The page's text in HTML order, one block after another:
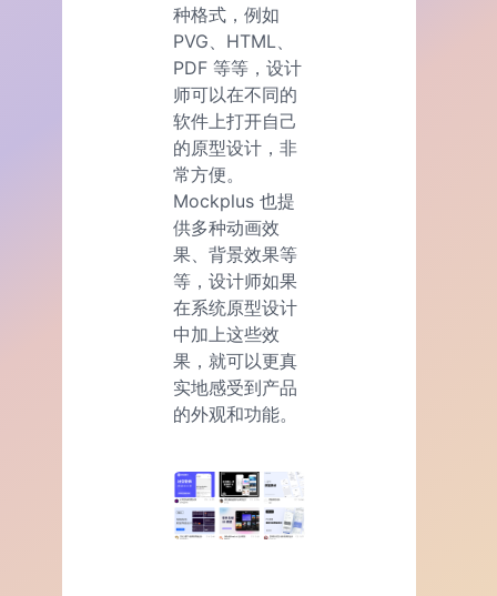
种格式，例如
PVG、HTML、
PDF 等等，设计
师可以在不同的
软件上打开自己
的原型设计，非
常方便。
Mockplus 也提
供多种动画效
果、背景效果等
等，设计师如果
在系统原型设计
中加上这些效
果，就可以更真
实地感受到产品
的外观和功能。